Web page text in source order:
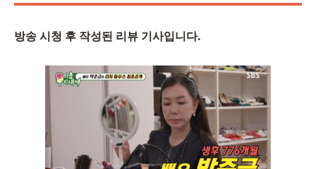
방송 시청 후 작성된 리뷰 기사입니다.